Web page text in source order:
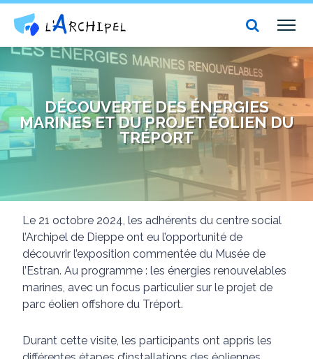
Centre social et culturel l'Archipel
DÉCOUVERTE DES ÉNERGIES
MARINES ET DU PROJET ÉOLIEN DU
TRÉPORT
Le 21 octobre 2024, les adhérents du centre social
l’Archipel de Dieppe ont eu l’opportunité de
découvrir l’exposition commentée du Musée de
l’Estran. Au programme : les énergies renouvelables
marines, avec un focus particulier sur le projet de
parc éolien offshore du Tréport.
Durant cette visite, les participants ont appris les